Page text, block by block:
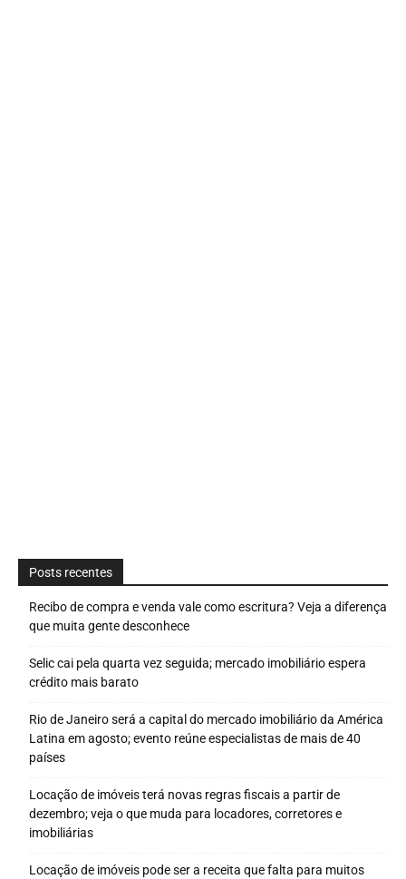
Posts recentes
Recibo de compra e venda vale como escritura? Veja a diferença
que muita gente desconhece
Selic cai pela quarta vez seguida; mercado imobiliário espera
crédito mais barato
Rio de Janeiro será a capital do mercado imobiliário da América
Latina em agosto; evento reúne especialistas de mais de 40
países
Locação de imóveis terá novas regras fiscais a partir de
dezembro; veja o que muda para locadores, corretores e
imobiliárias
Locação de imóveis pode ser a receita que falta para muitos